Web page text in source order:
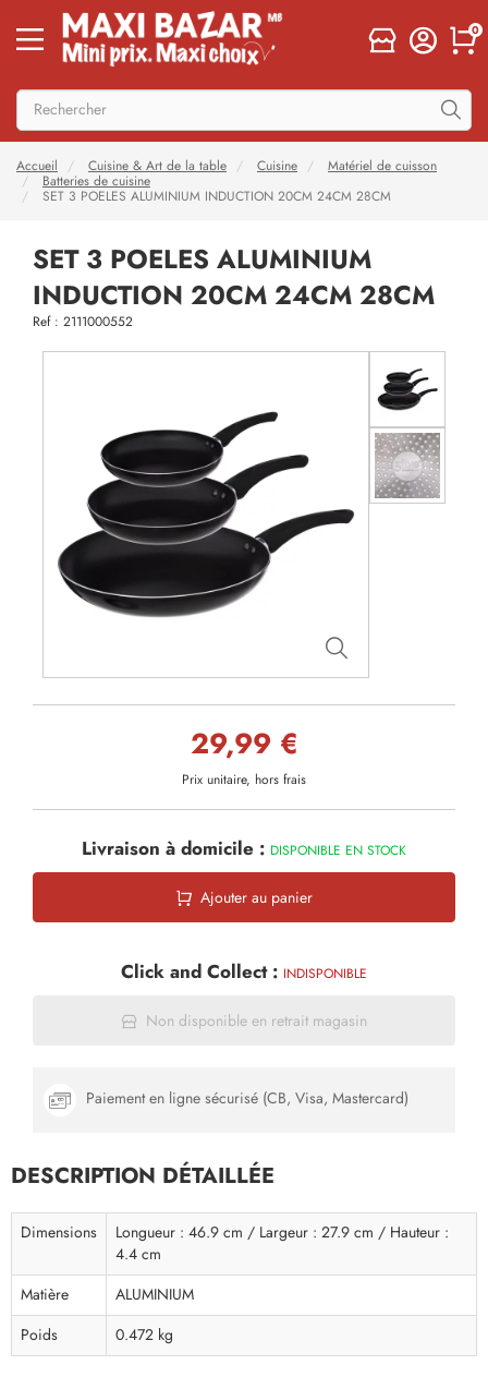
0
Accueil Cuisine & Art de la table Cuisine
Matériel de cuisson
Batteries de cuisine
SET 3 POELES ALUMINIUM INDUCTION 20CM 24CM 28CM
SET 3 POELES ALUMINIUM
INDUCTION 20CM 24CM 28CM
Ref : 2111000552
29,99 €
Prix unitaire, hors frais
Livraison à domicile : DISPONIBLE EN STOCK
Ajouter au panier
Click and Collect : INDISPONIBLE
Non disponible en retrait magasin
Paiement en ligne sécurisé (CB, Visa, Mastercard)
DESCRIPTION DÉTAILLÉE
Dimensions
Longueur : 46.9 cm / Largeur : 27.9 cm / Hauteur :
4.4 cm
Matière
ALUMINIUM
Poids
0.472 kg